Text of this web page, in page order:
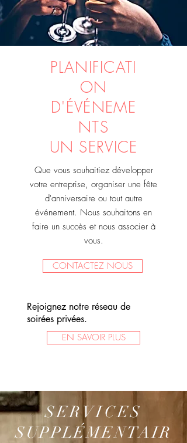
PLANIFICATI
ON
D'ÉVÉNEME
NTS
UN SERVICE
Que vous souhaitiez développer
votre entreprise, organiser une fête
d'anniversaire ou tout autre
événement. Nous souhaitons en
faire un succès et nous associer à
vous.
CONTACTEZ NOUS
Rejoignez notre réseau de
soirées privées.
EN SAVOIR PLUS
SERVICES
SUPPLÉMENTAIR